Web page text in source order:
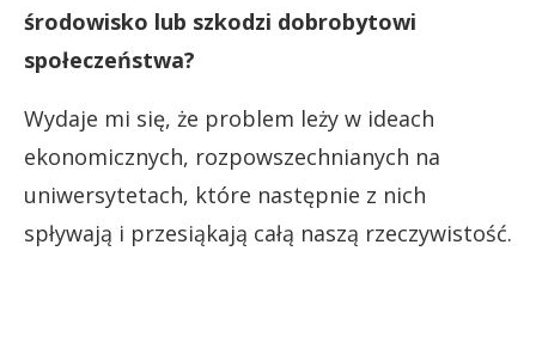
środowisko lub szkodzi dobrobytowi
społeczeństwa?
Wydaje mi się, że problem leży w ideach
ekonomicznych, rozpowszechnianych na
uniwersytetach, które następnie z nich
spływają i przesiąkają całą naszą rzeczywistość.